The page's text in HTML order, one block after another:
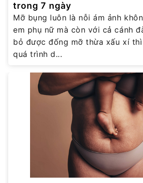
trong 7 ngày
Mỡ bụng luôn là nỗi ám ảnh
em phụ nữ mà còn với cả cánh
bỏ được đống mỡ thừa xấu xí
quá trình d...